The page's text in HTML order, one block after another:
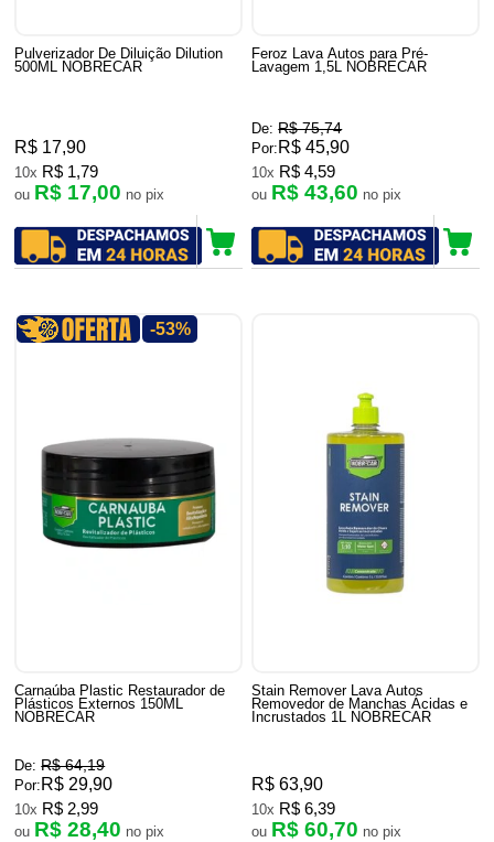
Pulverizador De Diluição Dilution
500ML NOBRECAR
R$ 17,90
10x R$ 1,79
ou R$ 17,00 no pix
Feroz Lava Autos para Pré-
Lavagem 1,5L NOBRECAR
De: R$ 75,74
Por: R$ 45,90
10x R$ 4,59
ou R$ 43,60 no pix
-53%
Carnaúba Plastic Restaurador de
Plásticos Externos 150ML
NOBRECAR
De: R$ 64,19
Por: R$ 29,90
10x R$ 2,99
ou R$ 28,40 no pix
Stain Remover Lava Autos
Removedor de Manchas Ácidas e
Incrustados 1L NOBRECAR
R$ 63,90
10x R$ 6,39
ou R$ 60,70 no pix